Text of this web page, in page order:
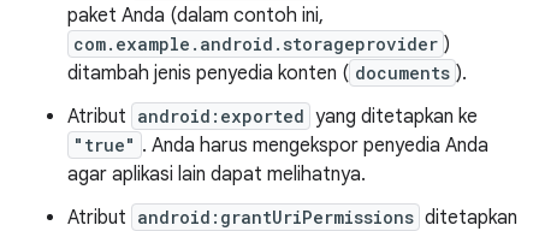
paket Anda (dalam contoh ini,
com.example.android.storageprovider )
ditambah jenis penyedia konten ( documents ).
Atribut android:exported yang ditetapkan ke
"true" . Anda harus mengekspor penyedia Anda
agar aplikasi lain dapat melihatnya.
Atribut android:grantUriPermissions ditetapkan